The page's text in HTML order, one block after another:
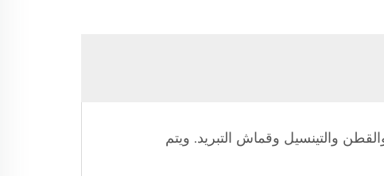
والتينسيل وقماش التبريد. ويتم